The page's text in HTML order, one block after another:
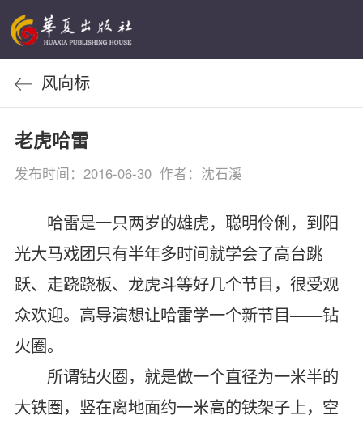
风向标
老虎哈雷
发布时间：2016-06-30 作者：沈石溪
哈雷是一只两岁的雄虎，聪明伶俐，到阳
光大马戏团只有半年多时间就学会了高台跳
跃、走跷跷板、龙虎斗等好几个节目，很受观
众欢迎。高导演想让哈雷学一个新节目——钻
火圈。
所谓钻火圈，就是做一个直径为一米半的
大铁圈，竖在离地面约一米高的铁架子上，空